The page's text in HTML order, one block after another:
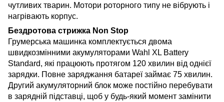
чутливих тварин. Мотори роторного типу не вібрують і
нагрівають корпус.
Бездротова стрижка Non Stop
Грумерська машинка комплектується двома
швидкозмінними акумуляторами Wahl XL Battery
Standard, які працюють протягом 120 хвилин від однієї
зарядки. Повне заряджання батареї займає 75 хвилин.
Другий акумуляторний блок може постійно перебувати
в зарядній підставці, щоб у будь-який момент замінити